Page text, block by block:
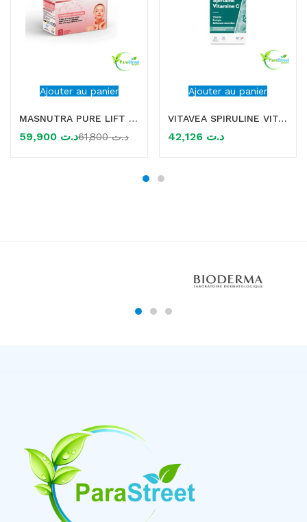
Ajouter au panier
MASNUTRA PURE LIFT 10 SHOTS*25ML
د.ت د.ت61,800
Ajouter au panier
VITAVEA SPIRULINE VITAMINE C 30 GELULES
د.ت